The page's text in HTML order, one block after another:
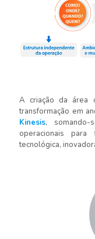
A criação da área
transformação em
Kinesis,
operacionais para
tecnológica,